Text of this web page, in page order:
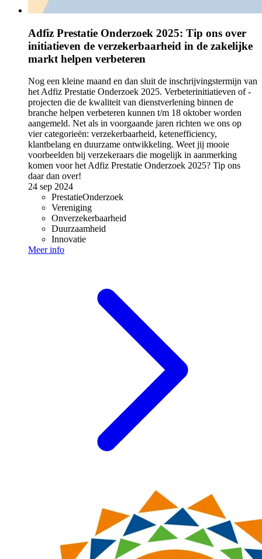
Adfiz Prestatie Onderzoek 2025: Tip ons over
initiatieven de verzekerbaarheid in de zakelijke
markt helpen verbeteren
Nog een kleine maand en dan sluit de inschrijvingstermijn van
het Adfiz Prestatie Onderzoek 2025. Verbeterinitiatieven of -
projecten die de kwaliteit van dienstverlening binnen de
branche helpen verbeteren kunnen t/m 18 oktober worden
aangemeld. Net als in voorgaande jaren richten we ons op
vier categorieën: verzekerbaarheid, ketenefficiency,
klantbelang en duurzame ontwikkeling. Weet jij mooie
voorbeelden bij verzekeraars die mogelijk in aanmerking
komen voor het Adfiz Prestatie Onderzoek 2025? Tip ons
daar dan over!
24 sep 2024
PrestatieOnderzoek
Vereniging
Onverzekerbaarheid
Duurzaamheid
Innovatie
Meer info